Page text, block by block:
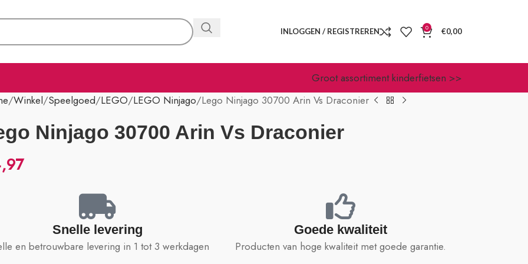
INLOGGEN / REGISTREREN 0 €0,00
Groot assortiment kinderfietsen >>
Winkel Speelgoed LEGO LEGO Ninjago Lego Ninjago 30700 Arin Vs Draconier
Ninjago 30700 Arin Vs Draconier
Snelle levering
en betrouwbare levering in 1 tot 3 werkdagen
Goede kwaliteit
Producten van hoge kwaliteit met goede garantie.